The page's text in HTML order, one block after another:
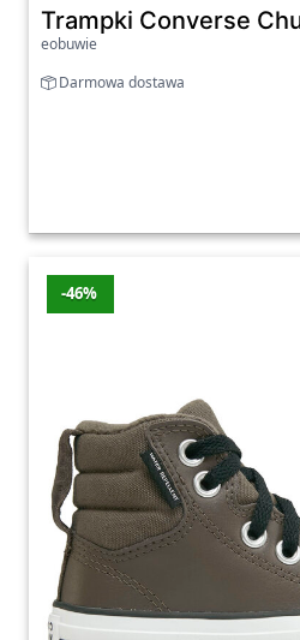
Trampki Converse
eobuwie
Darmowa dostawa
-46%